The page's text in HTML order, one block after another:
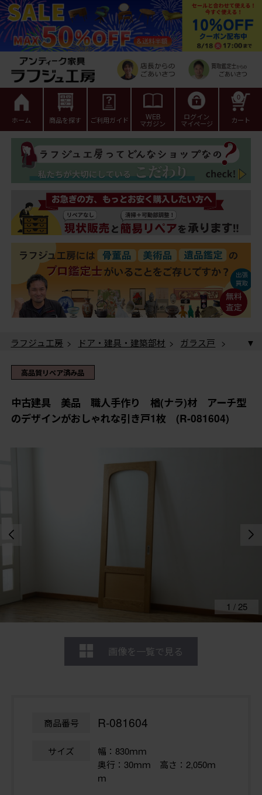
ホーム 商品を探す ご利用ガイド WEB
マガジン
ログイン
マイページ カート
0
ラフジュ工房 > ドア・建具・建築部材 > ガラス戸
デザインがおしゃれな引き戸1枚 (R-081604)
ラフジュ工房 > ドア・建具・建築部材
古建具 美品 職人手作り 楢(ナラ)材 アーチ型のデ
ザインがおしゃれな引き戸1枚 (R-081604)
高品質リペア済み品
中古建具 美品 職人手作り 楢(ナラ)材 アーチ型
のデザインがおしゃれな引き戸1枚 (R-081604)
1 / 25
画像を一覧で見る
商品番号 R-081604
サイズ
幅：830ｍｍ
奥行：30ｍｍ 高さ：2,050ｍ
ｍ